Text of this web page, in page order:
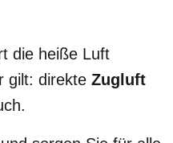
die heiße Luft
gilt: direkte Zugluft